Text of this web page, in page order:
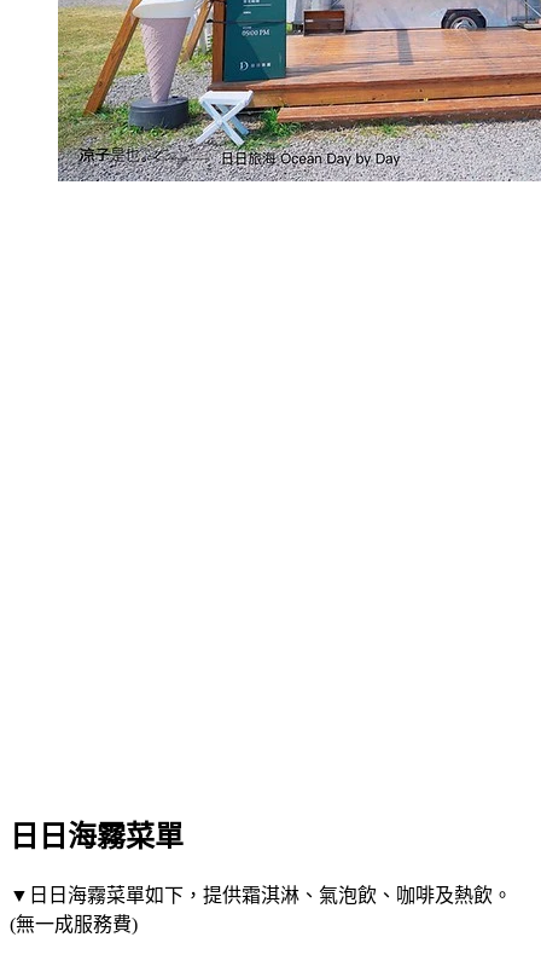
日日海霧菜單
▼日日海霧菜單如下，提供霜淇淋、氣泡飲、咖啡及熱飲。
(無一成服務費)